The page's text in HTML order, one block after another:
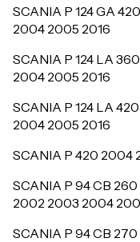
SCANIA P 124 GA
2004 2005 2016
SCANIA P 124 LA
2004 2005 2016
SCANIA P 124 LA
2004 2005 2016
SCANIA P 420 2004
SCANIA P 94 CB
2002 2003 2004
SCANIA P 94 CB